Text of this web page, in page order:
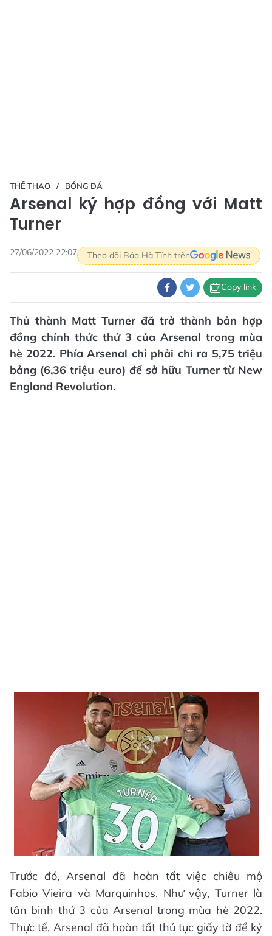
THỂ THAO BÓNG ĐÁ
Arsenal ký hợp đồng với Matt
Turner
27/06/2022 22:07 Theo dõi Báo Hà Tĩnh trên
Copy link
Thủ thành Matt Turner đã trở thành bản hợp
đồng chính thức thứ 3 của Arsenal trong mùa
hè 2022. Phía Arsenal chỉ phải chi ra 5,75 triệu
bảng (6,36 triệu euro) để sở hữu Turner từ New
England Revolution.
Trước đó, Arsenal đã hoàn tất việc chiêu mộ
Fabio Vieira và Marquinhos. Như vậy, Turner là
tân binh thứ 3 của Arsenal trong mùa hè 2022.
Thực tế, Arsenal đã hoàn tất thủ tục giấy tờ để ký